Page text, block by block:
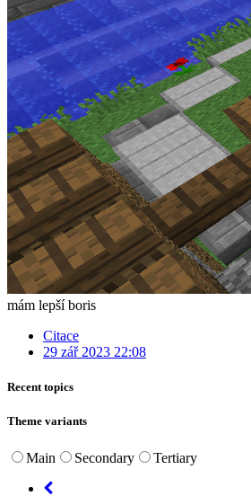
mám lepší boris
Citace
29 zář 2023 22:08
Recent topics
Theme variants
Main Secondary Tertiary